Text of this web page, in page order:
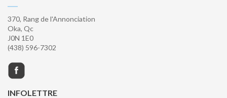
370, Rang de l'Annonciation
Oka, Qc
J0N 1E0
(438) 596-7302
INFOLETTRE